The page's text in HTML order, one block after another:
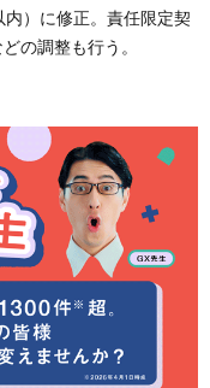
）に修正。責任限定契
の調整も行う。